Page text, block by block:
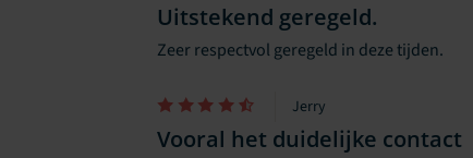
Uitstekend geregeld.
Zeer respectvol geregeld in deze tijden.
Jerry
Vooral het duidelijke contact